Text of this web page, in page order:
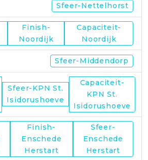
Sfeer-Nettelhorst
Finish-
Noordijk
Capaciteit-
Noordijk
Sfeer-Middendorp
Sfeer-KPN St.
Isidorushoeve
Capaciteit-
KPN St.
Isidorushoeve
Finish-
Enschede
Herstart
Sfeer-
Enschede
Herstart